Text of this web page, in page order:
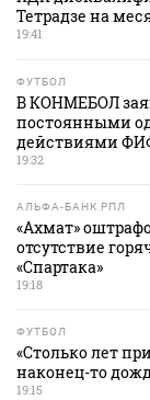
Тетрадзе на
19:41
ФУТБОЛ
В КОНМЕБОЛ
постоянными
действиями
19:32
АЛЬФА-БАНК РПЛ
«Ахмат»
отсутствие
«Спартака»
19:18
ФУТБОЛ
«Столько лет
наконец-то
19:15